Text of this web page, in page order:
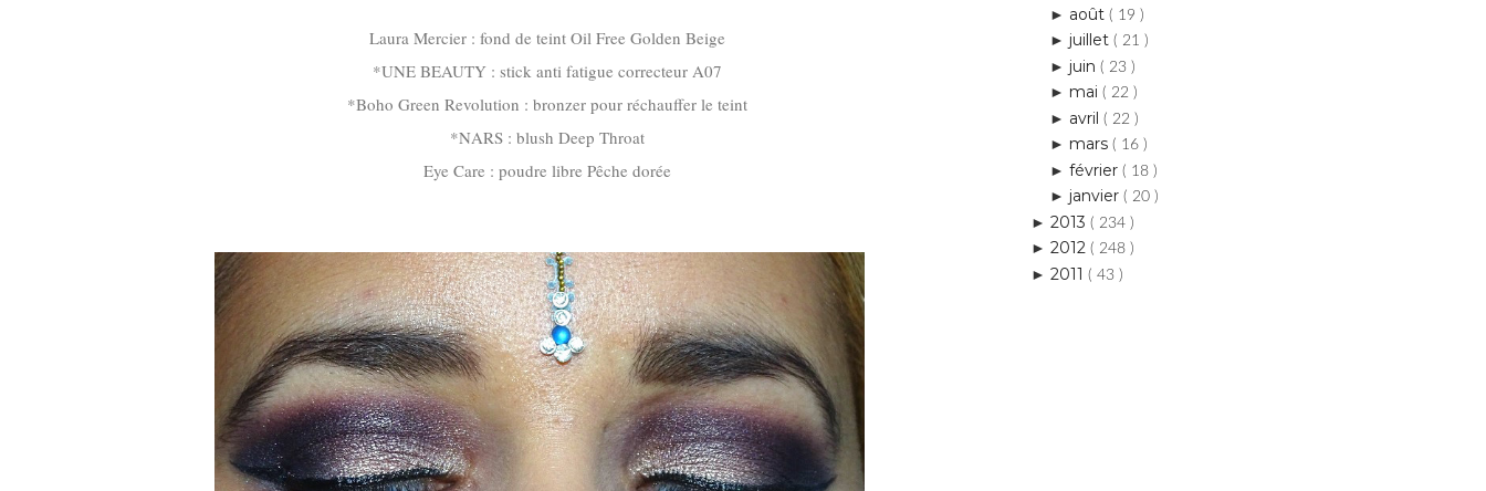
Laura Mercier : fond de teint Oil Free Golden Beige
*UNE BEAUTY : stick anti fatigue correcteur A07
*Boho Green Revolution : bronzer pour réchauffer le teint
*NARS : blush Deep Throat
Eye Care : poudre libre Pêche dorée
► août ( 19 )
► juillet ( 21 )
► juin ( 23 )
► mai ( 22 )
► avril ( 22 )
► mars ( 16 )
► février ( 18 )
► janvier ( 20 )
► 2013 ( 234 )
► 2012 ( 248 )
► 2011 ( 43 )